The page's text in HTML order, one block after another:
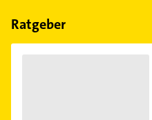
Feiertagen abweichen
Ratgeber